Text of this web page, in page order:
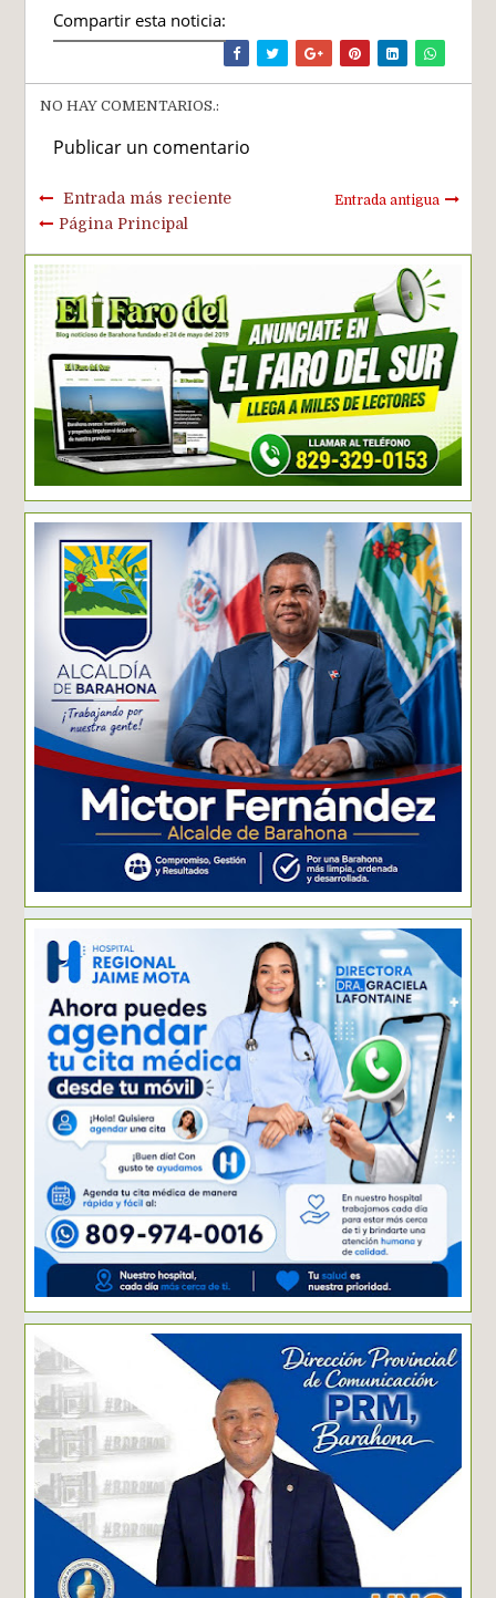
Compartir esta noticia:
NO HAY COMENTARIOS.:
Publicar un comentario
Entrada más reciente Entrada antigua
Página Principal